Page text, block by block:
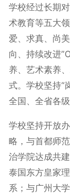
学校经过长期
术教育等五大
爱、求真、尚
向、持续改进
养、艺术素养
式。学校坚持“
全国、全省各
学校坚持开放
略，与首都师
治学院达成共
泰国东方皇家
系；与广州大